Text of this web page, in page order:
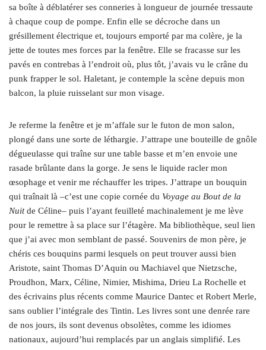
sa boîte à déblatérer ses conneries à longueur de journée tressaute
à chaque coup de pompe. Enfin elle se décroche dans un
grésillement électrique et, toujours emporté par ma colère, je la
jette de toutes mes forces par la fenêtre. Elle se fracasse sur les
pavés en contrebas à l’endroit où, plus tôt, j’avais vu le crâne du
punk frapper le sol. Haletant, je contemple la scène depuis mon
balcon, la pluie ruisselant sur mon visage.
Je referme la fenêtre et je m’affale sur le futon de mon salon,
plongé dans une sorte de léthargie. J’attrape une bouteille de gnôle
dégueulasse qui traîne sur une table basse et m’en envoie une
rasade brûlante dans la gorge. Je sens le liquide racler mon
œsophage et venir me réchauffer les tripes. J’attrape un bouquin
qui traînait là –c’est une copie cornée du Voyage au Bout de la
Nuitde Céline– puis l’ayant feuilleté machinalement je me lève
pour le remettre à sa place sur l’étagère. Ma bibliothèque, seul lien
que j’ai avec mon semblant de passé. Souvenirs de mon père, je
chéris ces bouquins parmi lesquels on peut trouver aussi bien
Aristote, saint Thomas D’Aquin ou Machiavel que Nietzsche,
Proudhon, Marx, Céline, Nimier, Mishima, Drieu La Rochelle et
des écrivains plus récents comme Maurice Dantec et Robert Merle,
sans oublier l’intégrale des Tintin. Les livres sont une denrée rare
de nos jours, ils sont devenus obsolètes, comme les idiomes
nationaux, aujourd’hui remplacés par un anglais simplifié. Les